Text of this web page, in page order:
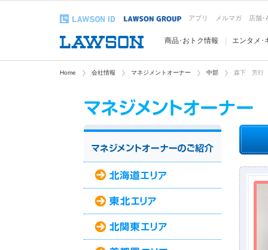
アプリ メルマガ 店舗･
商品･おトク情報 エンタメ･
Home 会社情報 マネジメントオーナー 中部 森下 芳行